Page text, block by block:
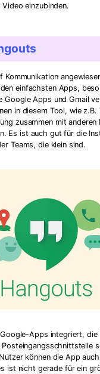
einzubinden.
Kommunikation
einfachsten Apps,
Google Apps und Gmail
in diesem Tool, wie z.B.
zusammen mit anderen
Es ist auch gut für die
Teams, die klein sind.
Apps integriert,
können die App
ist nicht gerade für ein